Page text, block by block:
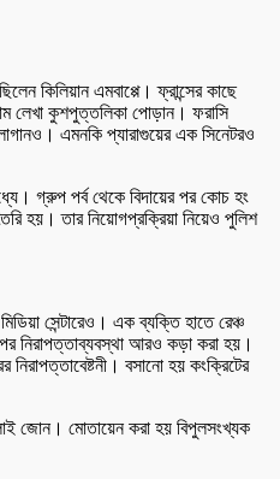
কিলিয়ান এমবাপ্পে। ফ্রান্সের কাছে
লেখা কুশপুত্তলিকা পোড়ান। ফরাসি
এমনকি প্যারাগুয়ের এক সিনেটরও
গ্রুপ পর্ব থেকে বিদায়ের পর কোচ হং
হয়। তার নিয়োগপ্রক্রিয়া নিয়েও পুলিশ
সেন্টারেও। এক ব্যক্তি হাতে রেঞ্চ
নিরাপত্তাব্যবস্থা আরও কড়া করা হয়।
নিরাপত্তাবেষ্টনী। বসানো হয় কংক্রিটের
জোন। মোতায়েন করা হয় বিপুলসংখ্যক